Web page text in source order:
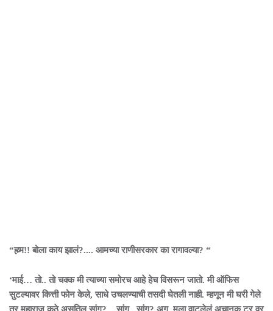
“ह्म्म!! बोला काय झालं?.... आमच्या राणीसरकार का रागावल्या? “
‘माई… तो.. तो चक्क मी त्याच्या समोरच आहे हेच विसरून जातो. मी ऑफिस
सुटल्यावर कित्ती फोन केले, साधे उचलण्याची तसदी घेतली नाही. म्हणून मी घरी गेले